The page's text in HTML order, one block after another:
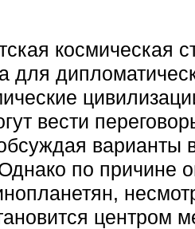
космическая
для
вести
варианты
по причине
центром